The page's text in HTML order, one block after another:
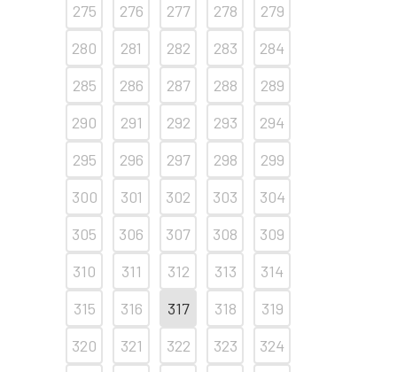
275
276 277 278
279
280
281 282 283
284
285
286 287 288
289
290
291 292 293
294
295
296 297 298
299
300
301 302 303
304
305
306 307 308
309
310
311 312 313
314
315
316 317 318
319
320
321 322 323
324